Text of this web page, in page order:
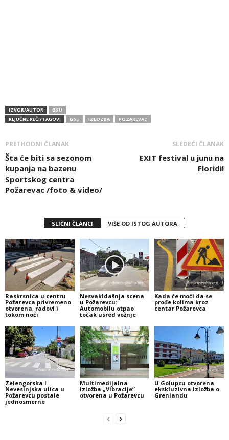
IZVOR/AUTOR
GSU
KLJUČNE REČI/TAGOVI
GSU IZLOZBA POZAREVAC
PRETHODNI ČLANAK
Šta će biti sa sezonom
kupanja na bazenu
Sportskog centra
Požarevac /foto & video/
SLEDEĆI ČLANAK
EXIT festival u junu na
Floridi!
SLIČNI ČLANCI VIŠE OD ISTOG AUTORA
Raskrsnica u centru
Požarevca privremeno
otvorena, radovi i
tokom noći
Nesvakidašnja scena
u Požarevcu:
Automobilu otpao
točak usred vožnje
Kada će moći da se
prođe kolima kroz
centar Požarevca
Zelengorska i
Nevesinjska ulica u
Požarevcu postale
jednosmerne
Multimedijalna
izložba „Vibracije”
otvorena u Požarevcu
U Golupcu otvorena
ekskluzivna izložba o
Grenlandu